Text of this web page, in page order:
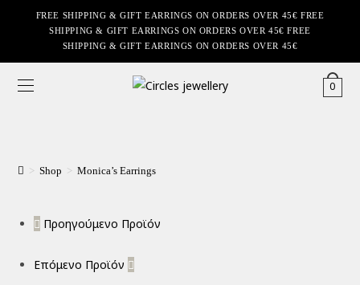
FREE SHIPPING & GIFT EARRINGS ON ORDERS OVER 45€ FREE
SHIPPING & GIFT EARRINGS ON ORDERS OVER 45€ FREE
SHIPPING & GIFT EARRINGS ON ORDERS OVER 45€
0
> Shop > Monica’s Earrings
Προηγούμενο Προϊόν
Επόμενο Προϊόν